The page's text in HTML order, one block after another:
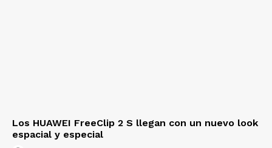
Los HUAWEI FreeClip 2 S llegan con un nuevo look
espacial y especial